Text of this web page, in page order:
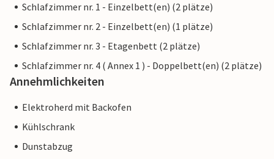
Schlafzimmer nr. 1 - Einzelbett(en) (2 plätze)
Schlafzimmer nr. 2 - Einzelbett(en) (1 plätze)
Schlafzimmer nr. 3 - Etagenbett (2 plätze)
Schlafzimmer nr. 4 ( Annex 1 ) - Doppelbett(en) (2 plätze)
Annehmlichkeiten
Elektroherd mit Backofen
Kühlschrank
Dunstabzug